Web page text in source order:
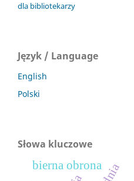
dla bibliotekarzy
Język / Language
English
Polski
Słowa kluczowe
bierna obrona